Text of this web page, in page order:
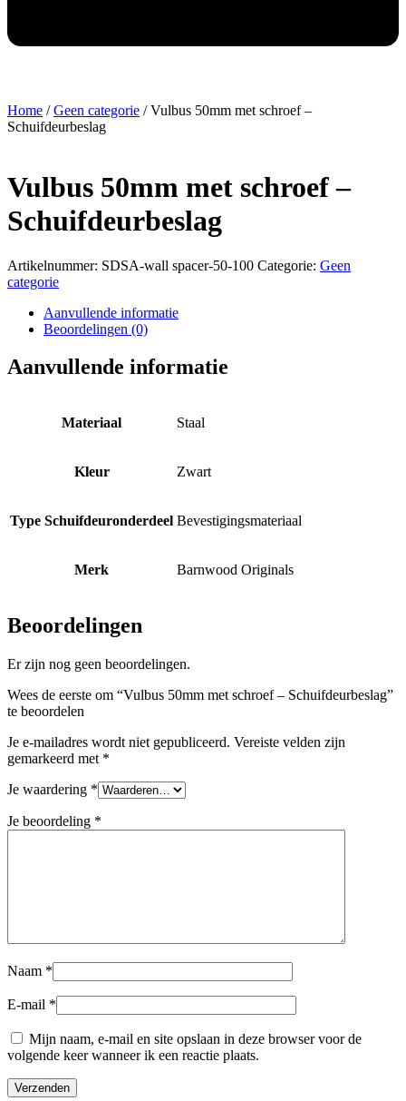
Home /Geen categorie / Vulbus 50mm met schroef –
Schuifdeurbeslag
Vulbus 50mm met schroef –
Schuifdeurbeslag
Artikelnummer: SDSA-wall spacer-50-100 Categorie: Geen
categorie
Aanvullende informatie
Beoordelingen (0)
Aanvullende informatie
Materiaal Staal
Kleur Zwart
Type Schuifdeuronderdeel Bevestigingsmateriaal
Merk Barnwood Originals
Beoordelingen
Er zijn nog geen beoordelingen.
Wees de eerste om “Vulbus 50mm met schroef – Schuifdeurbeslag”
te beoordelen
Je e-mailadres wordt niet gepubliceerd. Vereiste velden zijn
gemarkeerd met *
Je waardering *
Je beoordeling *
Naam *
E-mail *
Mijn naam, e-mail en site opslaan in deze browser voor de
volgende keer wanneer ik een reactie plaats.